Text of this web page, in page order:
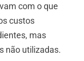
com o que
custos
mas
não utilizadas.